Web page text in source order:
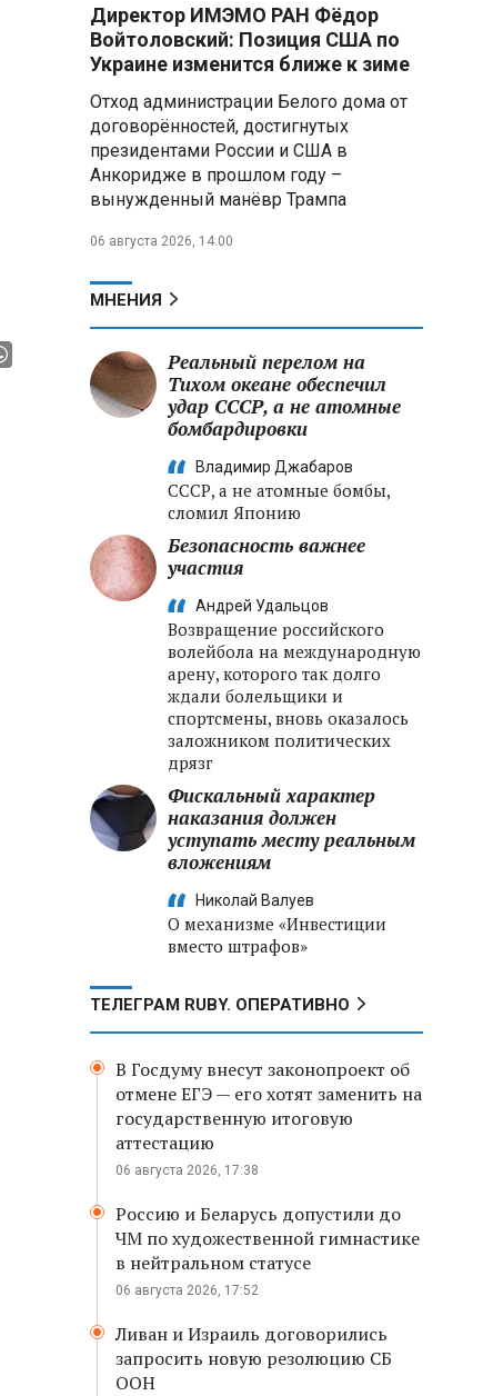
Директор ИМЭМО РАН Фёдор
Войтоловский: Позиция США по
Украине изменится ближе к зиме
Отход администрации Белого дома от
договорённостей, достигнутых
президентами России и США в
Анкоридже в прошлом году –
вынужденный манёвр Трампа
06 августа 2026, 14:00
МНЕНИЯ
Реальный перелом на
Тихом океане обеспечил
удар СССР, а не атомные
бомбардировки
Владимир Джабаров
СССР, а не атомные бомбы,
сломил Японию
Безопасность важнее
участия
Андрей Удальцов
Возвращение российского
волейбола на международную
арену, которого так долго
ждали болельщики и
спортсмены, вновь оказалось
заложником политических
дрязг
Фискальный характер
наказания должен
уступать месту реальным
вложениям
Николай Валуев
О механизме «Инвестиции
вместо штрафов»
ТЕЛЕГРАМ RUBY. ОПЕРАТИВНО
В Госдуму внесут законопроект об
отмене ЕГЭ — его хотят заменить на
государственную итоговую
аттестацию
06 августа 2026, 17:38
Россию и Беларусь допустили до
ЧМ по художественной гимнастике
в нейтральном статусе
06 августа 2026, 17:52
Ливан и Израиль договорились
запросить новую резолюцию СБ
ООН